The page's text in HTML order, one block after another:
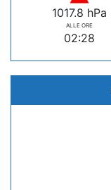
1017.8 hPa
ALLE ORE
02:28